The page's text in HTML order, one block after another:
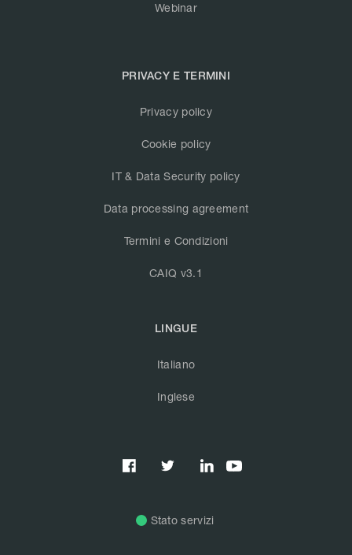
Webinar
PRIVACY E TERMINI
Privacy policy
Cookie policy
IT & Data Security policy
Data processing agreement
Termini e Condizioni
CAIQ v3.1
LINGUE
Italiano
Inglese
  
Stato servizi